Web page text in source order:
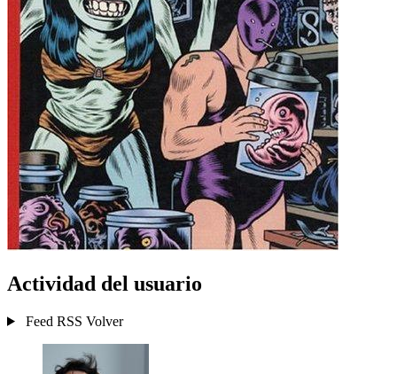
Actividad del usuario
Feed RSS Volver